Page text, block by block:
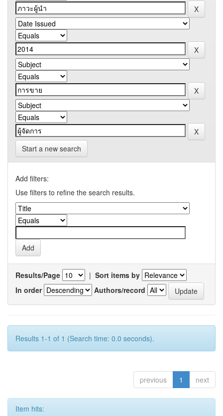
Start a new search
Add filters:
Use filters to refine the search results.
Results/Page | Sort items by
In order
Authors/record
Results 1-1 of 1 (Search time: 0.0 seconds).
previous 1 next
Item hits: